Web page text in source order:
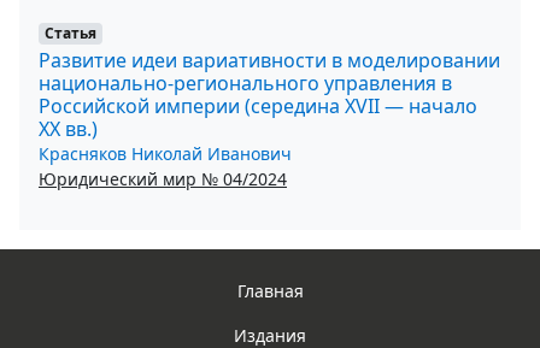
Статья
Развитие идеи вариативности в моделировании
национально-регионального управления в
Российской империи (середина XVII — начало
XX вв.)
Красняков Николай Иванович
Юридический мир № 04/2024
Главная
Издания